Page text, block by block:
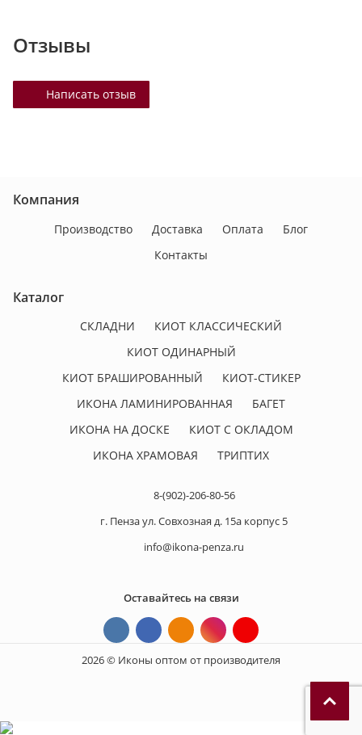
Отзывы
Написать отзыв
Компания
Производство Доставка Оплата
Блог
Контакты
Каталог
СКЛАДНИ
КИОТ КЛАССИЧЕСКИЙ
КИОТ ОДИНАРНЫЙ
КИОТ БРАШИРОВАННЫЙ
КИОТ-СТИКЕР
ИКОНА ЛАМИНИРОВАННАЯ
БАГЕТ
ИКОНА НА ДОСКЕ
КИОТ С ОКЛАДОМ
ИКОНА ХРАМОВАЯ
ТРИПТИХ
8-(902)-206-80-56
г. Пенза ул. Совхозная д. 15а корпус 5
info@ikona-penza.ru
Оставайтесь на связи
2026 © Иконы оптом от производителя
и